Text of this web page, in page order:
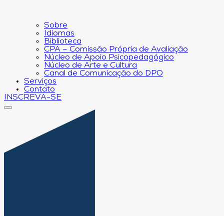
Sobre
Idiomas
Biblioteca
CPA – Comissão Própria de Avaliação
Núcleo de Apoio Psicopedagógico
Núcleo de Arte e Cultura
Canal de Comunicação do DPO
Serviços
Contato
INSCREVA-SE